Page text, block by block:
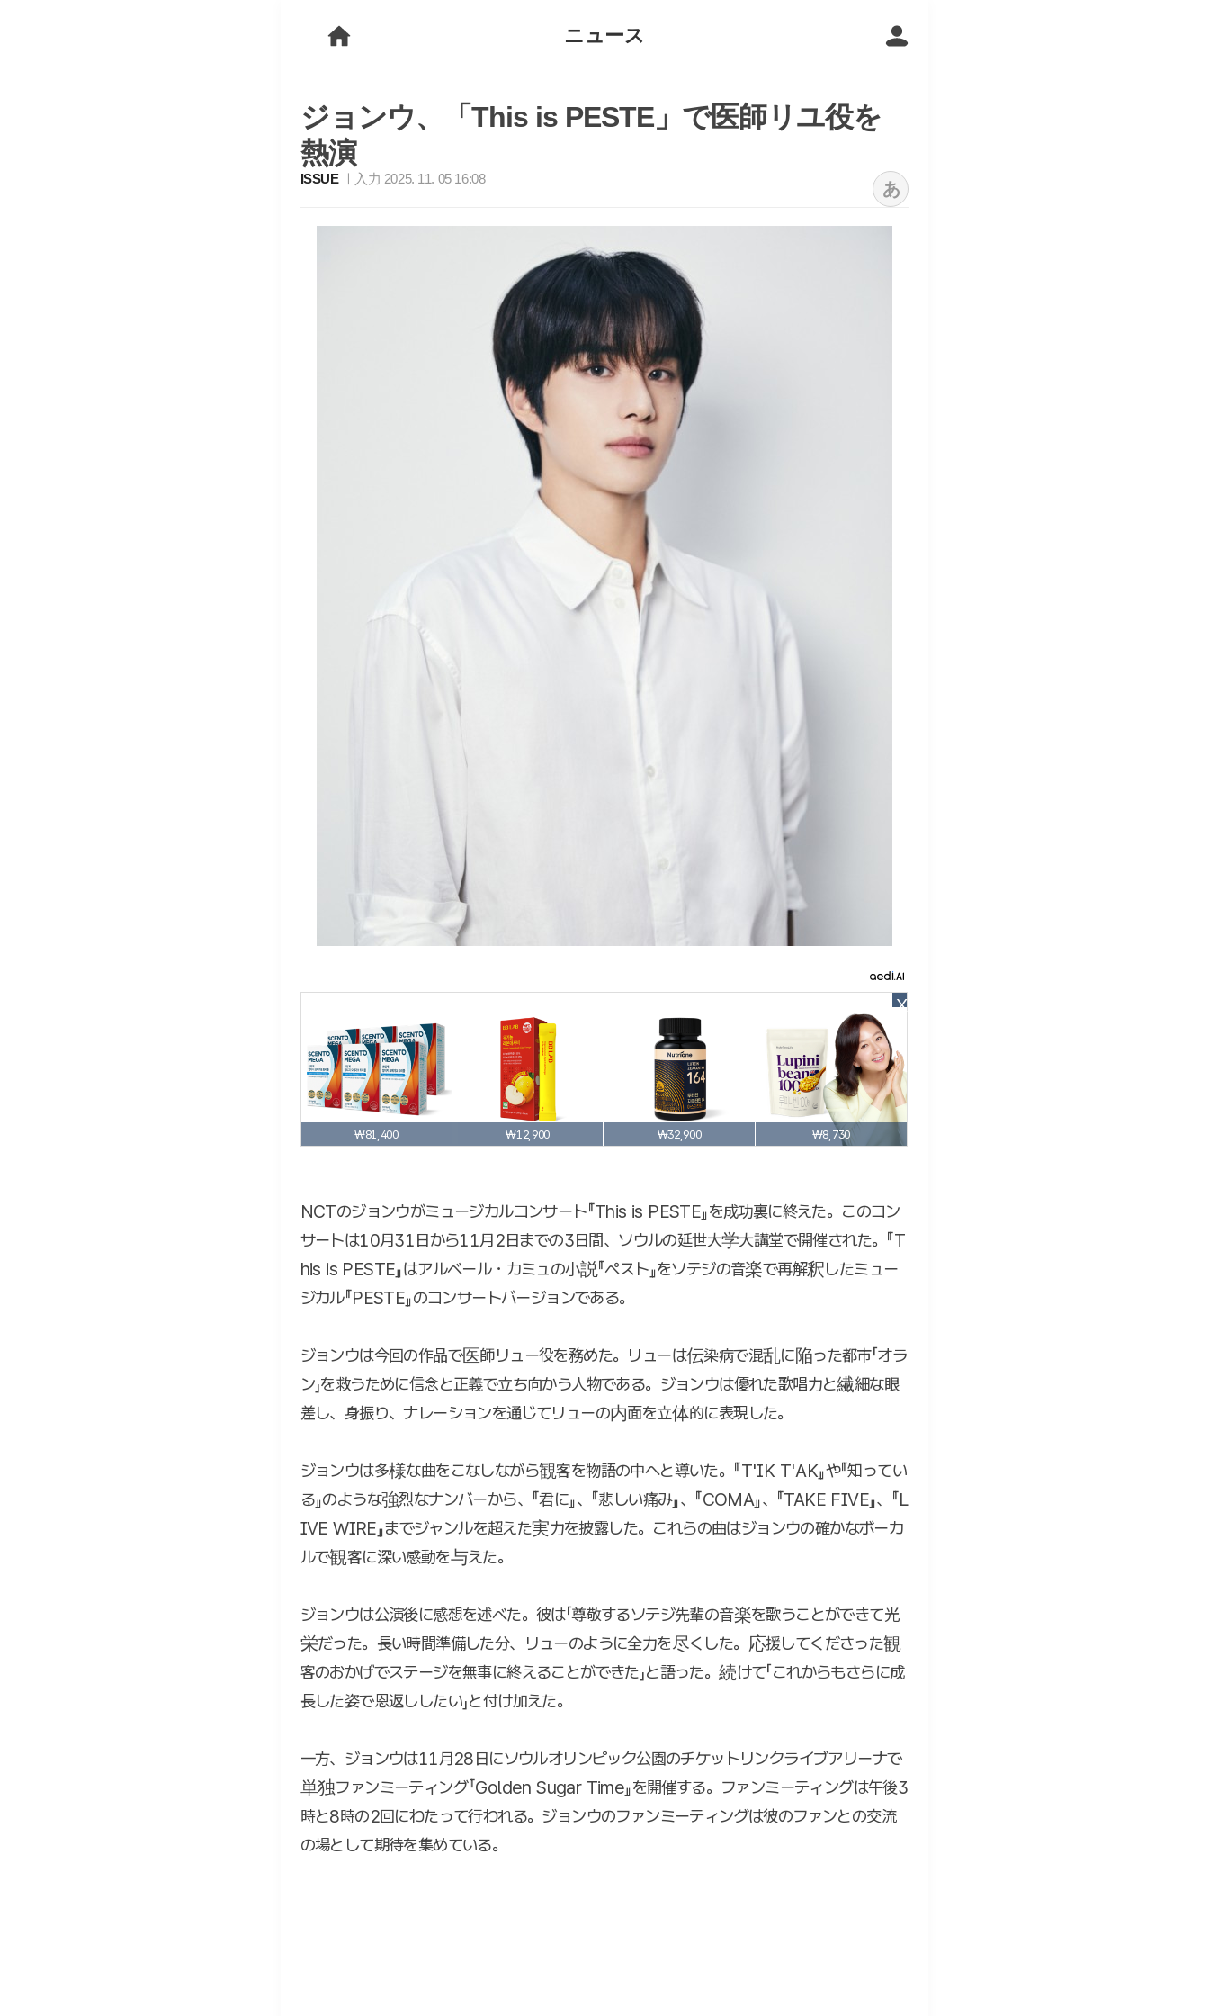
ニュース
ジョンウ、「This is PESTE」で医師リユ役を
熱演
ISSUE 入力 2025. 11. 05 16:08 あ
X
₩81,400 ₩12,900 ₩32,900 ₩8,730
NCTのジョンウがミュージカルコンサート『This is PESTE』を成功裏に終えた。このコン
サートは10月31日から11月2日までの3日間、ソウルの延世大学大講堂で開催された。『T
his is PESTE』はアルベール・カミュの小説『ペスト』をソテジの音楽で再解釈したミュー
ジカル『PESTE』のコンサートバージョンである。
ジョンウは今回の作品で医師リュー役を務めた。リューは伝染病で混乱に陥った都市「オラ
ン」を救うために信念と正義で立ち向かう人物である。ジョンウは優れた歌唱力と繊細な眼
差し、身振り、ナレーションを通じてリューの内面を立体的に表現した。
ジョンウは多様な曲をこなしながら観客を物語の中へと導いた。『T'IK T'AK』や『知ってい
る』のような強烈なナンバーから、『君に』、『悲しい痛み』、『COMA』、『TAKE FIVE』、『L
IVE WIRE』までジャンルを超えた実力を披露した。これらの曲はジョンウの確かなボーカ
ルで観客に深い感動を与えた。
ジョンウは公演後に感想を述べた。彼は「尊敬するソテジ先輩の音楽を歌うことができて光
栄だった。長い時間準備した分、リューのように全力を尽くした。応援してくださった観
客のおかげでステージを無事に終えることができた」と語った。続けて「これからもさらに成
長した姿で恩返ししたい」と付け加えた。
一方、ジョンウは11月28日にソウルオリンピック公園のチケットリンクライブアリーナで
単独ファンミーティング『Golden Sugar Time』を開催する。ファンミーティングは午後3
時と8時の2回にわたって行われる。ジョンウのファンミーティングは彼のファンとの交流
の場として期待を集めている。